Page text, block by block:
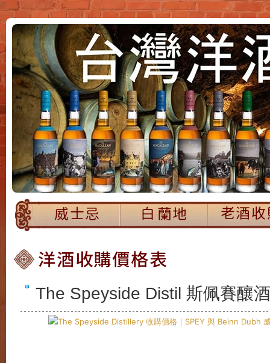
The Speyside Distil 斯佩賽釀